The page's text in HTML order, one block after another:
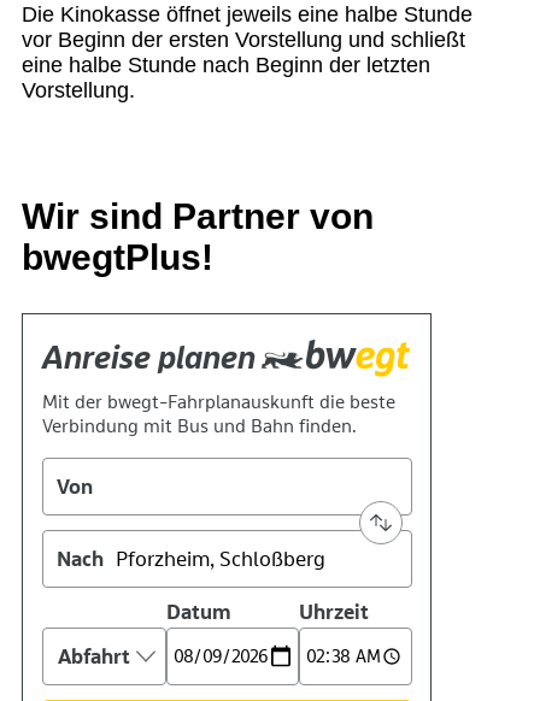
Die Kinokasse öffnet jeweils eine halbe Stunde
vor Beginn der ersten Vorstellung und schließt
eine halbe Stunde nach Beginn der letzten
Vorstellung.
Wir sind Partner von
bwegtPlus!